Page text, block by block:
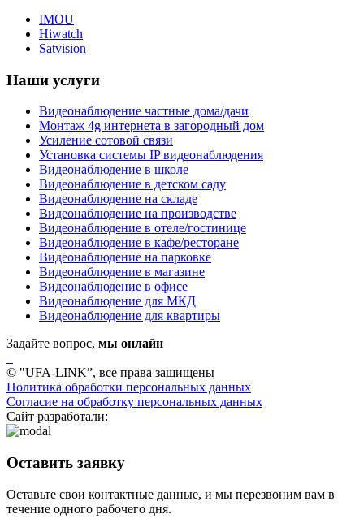
IMOU
Hiwatch
Satvision
Наши услуги
Видеонаблюдение частные дома/дачи
Монтаж 4g интернета в загородный дом
Усиление сотовой связи
Установка системы IP видеонаблюдения
Видеонаблюдение в школе
Видеонаблюдение в детском саду
Видеонаблюдение на складе
Видеонаблюдение на производстве
Видеонаблюдение в отеле/гостинице
Видеонаблюдение в кафе/ресторане
Видеонаблюдение на парковке
Видеонаблюдение в магазине
Видеонаблюдение в офисе
Видеонаблюдение для МКД
Видеонаблюдение для квартиры
Задайте вопрос, мы онлайн
© "UFA-LINK”, все права защищены
Политика обработки персональных данных
Согласие на обработку персональных данных
Сайт разработали:
Оставить заявку
Оставьте свои контактные данные, и мы перезвоним вам в
течение одного рабочего дня.